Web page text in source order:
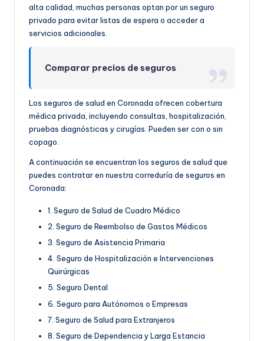
alta calidad, muchas personas optan por un seguro
privado para evitar listas de espera o acceder a
servicios adicionales.
Comparar precios de seguros
Los seguros de salud en Coronada ofrecen cobertura
médica privada, incluyendo consultas, hospitalización,
pruebas diagnósticas y cirugías. Pueden ser con o sin
copago.
A continuación se encuentran los seguros de salud que
puedes contratar en nuestra correduría de seguros en
Coronada:
1. Seguro de Salud de Cuadro Médico
2. Seguro de Reembolso de Gastos Médicos
3. Seguro de Asistencia Primaria
4. Seguro de Hospitalización e Intervenciones
Quirúrgicas
5. Seguro Dental
6. Seguro para Autónomos o Empresas
7. Seguro de Salud para Extranjeros
8. Seguro de Dependencia y Larga Estancia